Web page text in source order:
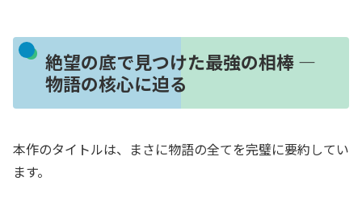
絶望の底で見つけた最強の相棒 ―
物語の核心に迫る
本作のタイトルは、まさに物語の全てを完璧に要約してい
ます。